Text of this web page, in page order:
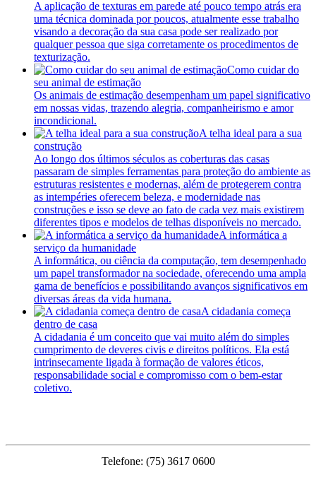
A aplicação de texturas em parede até pouco tempo atrás era
uma técnica dominada por poucos, atualmente esse trabalho
visando a decoração da sua casa pode ser realizado por
qualquer pessoa que siga corretamente os procedimentos de
texturização.
Como cuidar do
seu animal de estimação
Os animais de estimação desempenham um papel significativo
em nossas vidas, trazendo alegria, companheirismo e amor
incondicional.
A telha ideal para a sua
construção
Ao longo dos últimos séculos as coberturas das casas
passaram de simples ferramentas para proteção do ambiente as
estruturas resistentes e modernas, além de protegerem contra
as intempéries oferecem beleza, e modernidade nas
construções e isso se deve ao fato de cada vez mais existirem
diferentes tipos e modelos de telhas disponíveis no mercado.
A informática a
serviço da humanidade
A informática, ou ciência da computação, tem desempenhado
um papel transformador na sociedade, oferecendo uma ampla
gama de benefícios e possibilitando avanços significativos em
diversas áreas da vida humana.
A cidadania começa
dentro de casa
A cidadania é um conceito que vai muito além do simples
cumprimento de deveres civis e direitos políticos. Ela está
intrinsecamente ligada à formação de valores éticos,
responsabilidade social e compromisso com o bem-estar
coletivo.
Telefone: (75) 3617 0600